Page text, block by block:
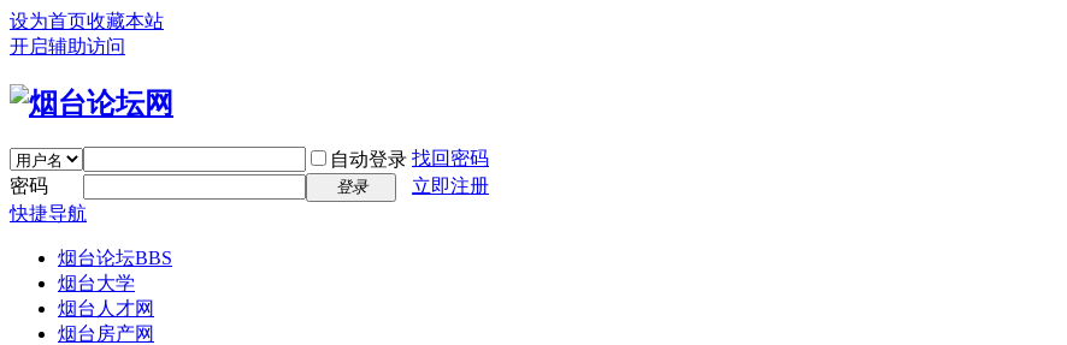
设为首页收藏本站
开启辅助访问
自动登录 找回密码
密码
登录
立即注册
快捷导航
烟台论坛BBS
烟台大学
烟台人才网
烟台房产网